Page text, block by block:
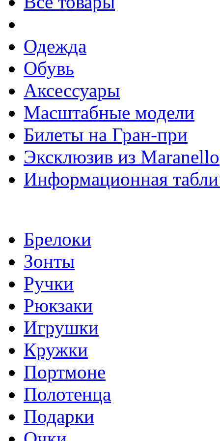
Одежда
Обувь
Аксессуары
Масштабные модели
Билеты на Гран-при
Эксклюзив из Maranello
Информационная
Брелоки
Зонты
Ручки
Рюкзаки
Игрушки
Кружки
Портмоне
Полотенца
Подарки